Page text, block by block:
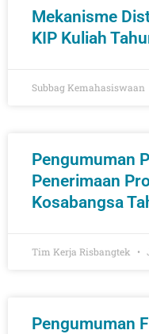
Mekanisme
KIP Kuliah
Subbag Kemahasiswaan
Pengumuman
Penerimaan
Kosabangsa
Tim Kerja Risbangtek
Pengumuman